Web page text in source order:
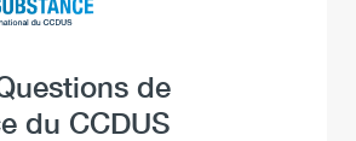
de
du CCDUS